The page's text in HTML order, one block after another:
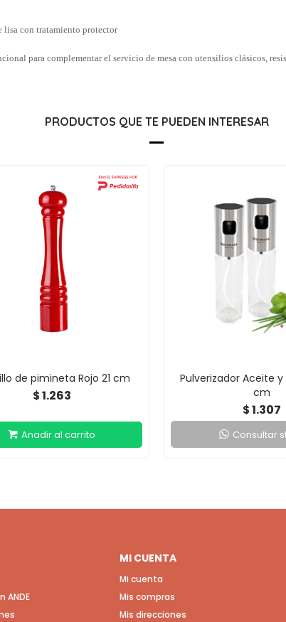
lisa con tratamiento protector
para complementar el servicio de mesa con utensilios clásicos,
PRODUCTOS QUE TE PUEDEN INTERESAR
de pimineta Rojo 21 cm
$1.263
Pulverizador Aceite y
cm
$1.307
Consultar
ANDE
MI CUENTA
Mi cuenta
Mis compras
Mis direcciones